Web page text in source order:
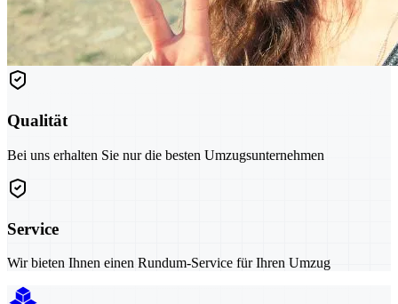
Qualität
Bei uns erhalten Sie nur die besten Umzugsunternehmen
Service
Wir bieten Ihnen einen Rundum-Service für Ihren Umzug